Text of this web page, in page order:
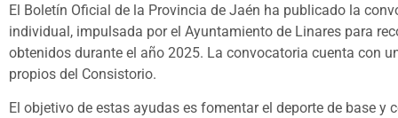
El Boletín Oficial de la Provincia de Jaén ha publicado la
individual, impulsada por el Ayuntamiento de Linares para
obtenidos durante el año 2025. La convocatoria cuenta con
propios del Consistorio.
El objetivo de estas ayudas es fomentar el deporte de base